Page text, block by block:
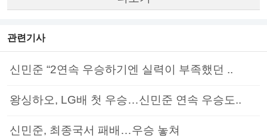
관련기사
신민준 “2연속 우승하기엔 실력이 부족했던 ..
왕싱하오, LG배 첫 우승…신민준 연속 우승도..
신민준, 최종국서 패배…우승 놓쳐